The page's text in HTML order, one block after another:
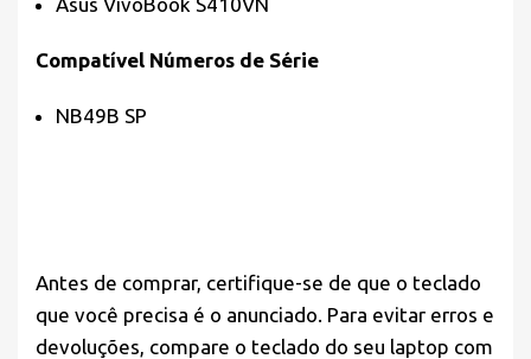
Compatível Números de Série
NB49B SP
Antes de comprar, certifique-se de que o teclado
que você precisa é o anunciado. Para evitar erros e
devoluções, compare o teclado do seu laptop com